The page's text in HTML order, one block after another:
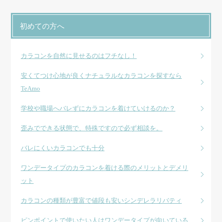
初めての方へ
カラコンを自然に見せるのはフチなし！
安くてつけ心地が良くナチュラルなカラコンを探すなら
TeAmo
学校や職場へバレずにカラコンを着けていけるのか？
歪みでできる状態で、特殊ですので必ず相談を。
バレにくいカラコンでも十分
ワンデータイプのカラコンを着ける際のメリットとデメリ
ット
カラコンの種類が豊富で値段も安いシンデレラリバティ
ピンポイントで使いたい人はワンデータイプが向いている